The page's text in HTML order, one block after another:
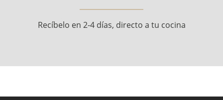
Recíbelo en 2-4 días, directo a tu cocina